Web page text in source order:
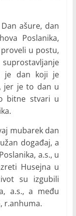
ašure, dan
Poslanika,
u postu,
je dan koji je
jer je to dan u
bitne stvari u
mubarek dan
događaj, a
a.s., u
Husejna u
su izgubili
a.s., a među
r.anhuma.